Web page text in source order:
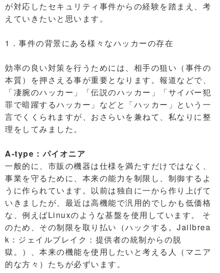
が対応したセキュリティ事件からの経験を踏まえ、考
えていきたいと思います。
1．事件の背景にある様々なハッカーの存在
効率の良い対策を行うためには、相手の狙い（事件の
本質）を押さえる事が重要となります。報道などで、
「凄腕のハッカー」「伝説のハッカー」「サイバー犯
罪で暗躍するハッカー」などと「ハッカー」という一
言でくくられますが、おさらいを兼ねて、私なりに整
理をしてみました。
A-type：パイオニア
一般的に、市販の機器は仕様を満たすだけではなく、
事業を守るために、本来の能力を制限し、制御するよ
うに作られています。以前は独自に一から作り上げて
いきましたが、最近は高機能で汎用的でしかも低価格
な、例えばLinuxのような基盤を使用しています。 そ
のため、その制限を取り払い（ハックする。Jailbrea
k：ジェイルブレイク：提供者の統制からの脱
獄。）、本来の機能を使用したいと考える人（マニア
的な方々）たちが必ずいます。